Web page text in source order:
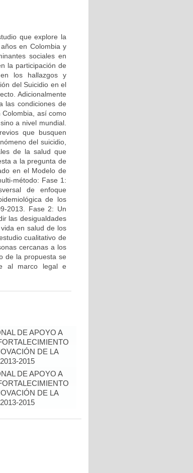
que explore la
en Colombia y
sociales en
la participación de
los hallazgos y
del Suicidio en el
Adicionalmente
las condiciones de
Colombia, así como
a nivel mundial.
que busquen
del suicidio,
de la salud que
a la pregunta de
en el Modelo de
método: Fase 1:
de enfoque
de los
2013. Fase 2: Un
las desigualdades
en salud de los
cualitativo de
cercanas a los
de la propuesta se
al marco legal e
DE APOYO A
DE LA
2015
DE APOYO A
DE LA
2015